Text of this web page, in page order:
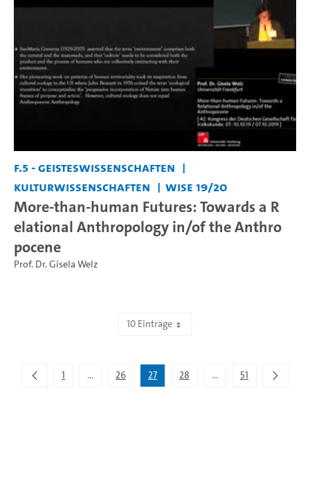
F.5 - Geisteswissenschaften
Kulturwissenschaften
WiSe 19/20
More-than-human Futures: Towards a R
elational Anthropology in/of the Anthro
pocene
Prof. Dr. Gisela Welz
10 Einträge
1 ...Zwischenseiten Navigieren mit TAB-Taste.
26 27 28 ...Zwischenseiten
51